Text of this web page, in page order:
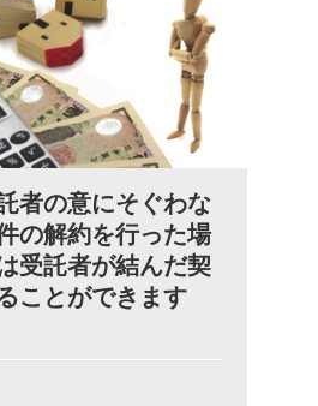
者の意にそぐわな
の解約を行った場
受託者が結んだ契
ことができます